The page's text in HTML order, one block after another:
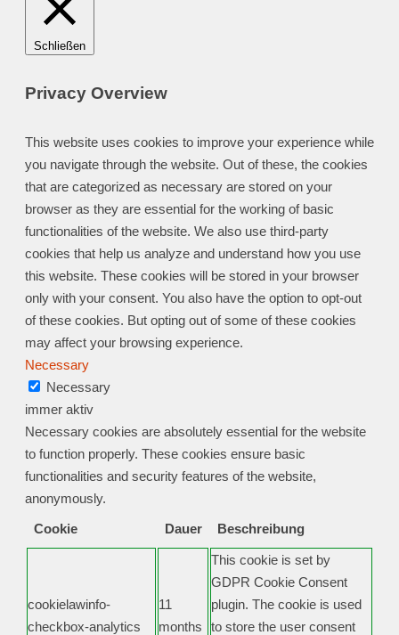
Schließen
Privacy Overview
This website uses cookies to improve your experience while
you navigate through the website. Out of these, the cookies
that are categorized as necessary are stored on your
browser as they are essential for the working of basic
functionalities of the website. We also use third-party
cookies that help us analyze and understand how you use
this website. These cookies will be stored in your browser
only with your consent. You also have the option to opt-out
of these cookies. But opting out of some of these cookies
may affect your browsing experience.
Necessary
Necessary
immer aktiv
Necessary cookies are absolutely essential for the website
to function properly. These cookies ensure basic
functionalities and security features of the website,
anonymously.
Cookie
Dauer Beschreibung
cookielawinfo-
checkbox-analytics
11
months
This cookie is set by
GDPR Cookie Consent
plugin. The cookie is used
to store the user consent